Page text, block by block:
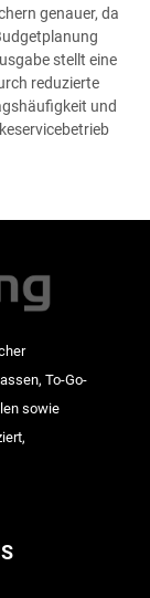
genauer, da
stellt eine
reduzierte
und
To-Go-
sowie